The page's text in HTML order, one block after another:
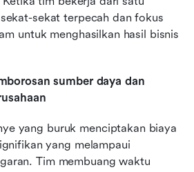
sekat terpecah dan fokus
untuk menghasilkan hasil bisnis
sumber daya dan
yang buruk menciptakan biaya
yang melampaui
Tim membuang waktu